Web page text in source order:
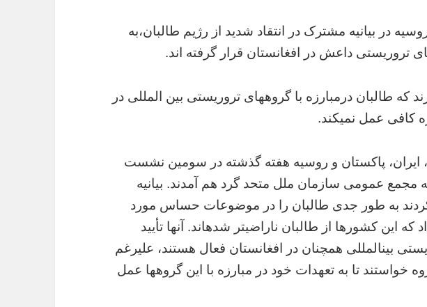
در بیانیه مشترک در انتقاد شدید از رژیم طالبان،به
تروریستی داعش در افغانستان قرار گرفته اند.
که طالبان درمبارزه با گروههای تروریستی بین المللی در
کافی عمل نمیکند.
ایران، پاکستان و روسیه هفته گذشته در سومین نشست
مجمع عمومی سازمان ملل متحد گرد هم آمدند. بیانیه
به طور جدی طالبان را در موضوعات حساس مورد
که این کشورها از طالبان ناراضیتر شدهاند. آنها تأیید
بینالمللی همچنان در افغانستان فعال هستند، علیرغم
خواستند تا به تعهدات خود در مبارزه با این گروهها عمل